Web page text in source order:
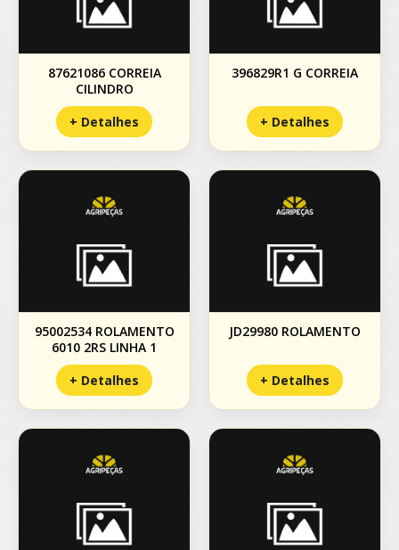
87621086 CORREIA
CILINDRO
+ Detalhes
396829R1 G CORREIA
+ Detalhes
95002534 ROLAMENTO
6010 2RS LINHA 1
+ Detalhes
JD29980 ROLAMENTO
+ Detalhes